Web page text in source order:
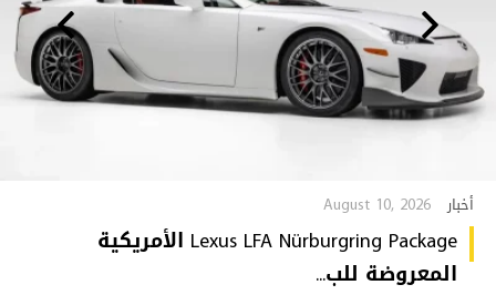
أخبار August 10, 2026
Lexus LFA Nürburgring Package الأمريكية
المعروضة للب...